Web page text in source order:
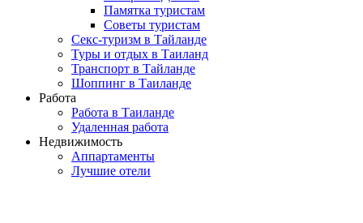
Памятка туристам
Советы туристам
Секс-туризм в Тайланде
Туры и отдых в Таиланд
Транспорт в Тайланде
Шоппинг в Таиланде
Работа
Работа в Таиланде
Удаленная работа
Недвижимость
Аппартаменты
Лучшие отели